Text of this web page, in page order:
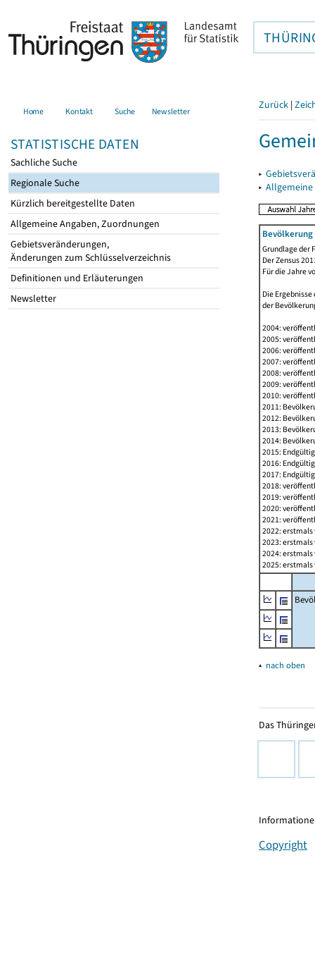
Home Kontakt Suche Newsletter
STATISTISCHE DATEN
Sachliche Suche
Regionale Suche
Kürzlich bereitgestellte Daten
Allgemeine Angaben, Zuordnungen
Gebietsveränderungen,
Änderungen zum Schlüsselverzeichnis
Definitionen und Erläuterungen
Newsletter
Zurück |
▸
▸
Grundlage der
Der Zensus
Für die Jahre
Die
der
2004:
2005:
2006:
2007:
2008:
2009:
2010:
2011:
2012:
2013:
2014:
2015:
2016:
2017:
2018:
2019:
2020:
2021:
2022:
2023:
2024:
2025:
▴ nach oben
Das
Copyright